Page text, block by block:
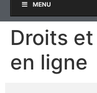
MENU
Droits
en ligne